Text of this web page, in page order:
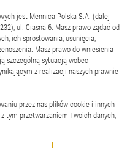
jest Mennica Polska S.A. (dalej
ul. Ciasna 6. Masz prawo żądać od
ich sprostowania, usunięcia,
Masz prawo do wniesienia
szczególną sytuacją wobec
z realizacji naszych prawnie
przez nas plików cookie i innych
tym przetwarzaniem Twoich danych,
RN
prawa zastrzeżone